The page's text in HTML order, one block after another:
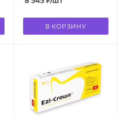
В КОРЗИНУ